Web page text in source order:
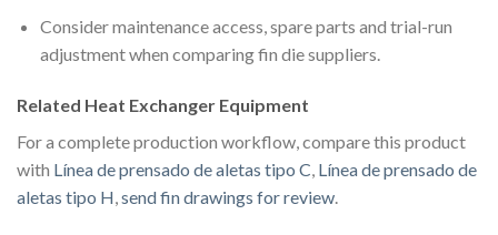
Consider maintenance access, spare parts and trial-run
adjustment when comparing fin die suppliers.
Related Heat Exchanger Equipment
For a complete production workflow, compare this product
with Línea de prensado de aletas tipo C, Línea de prensado de
aletas tipo H,send fin drawings for review.